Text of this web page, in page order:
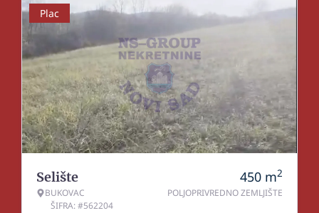
Plac
Selište
BUKOVAC
ŠIFRA: #562204
450 m2
POLJOPRIVREDNO ZEMLJIŠTE